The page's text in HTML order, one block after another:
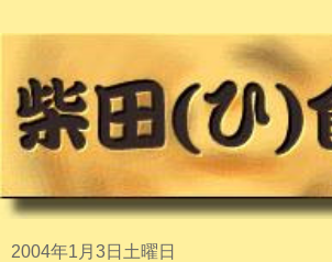
2004年1月3日土曜日